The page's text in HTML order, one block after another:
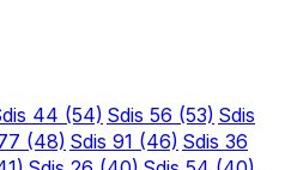
44 (54) Sdis 56 (53) Sdis
(48) Sdis 91 (46) Sdis 36